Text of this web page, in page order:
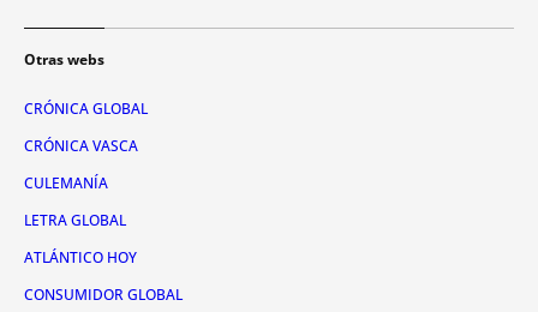
Otras webs
CRÓNICA GLOBAL
CRÓNICA VASCA
CULEMANÍA
LETRA GLOBAL
ATLÁNTICO HOY
CONSUMIDOR GLOBAL